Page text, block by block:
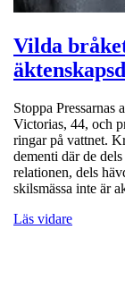
Vilda
Stoppa Pressarnas
Victorias, 44, och
ringar på vattnet.
dementi där de
relationen, dels
skilsmässa inte är
Läs vidare